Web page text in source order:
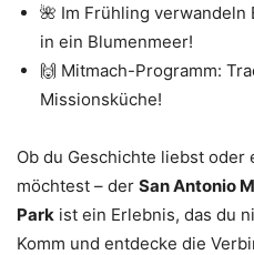
🌺 Im Frühling
in ein Blumenmeer!
🙌 Mitmach-Programm:
Missionsküche!
Ob du Geschichte liebst oder
möchtest – der San Antonio
Park ist ein Erlebnis, das du
Komm und entdecke die